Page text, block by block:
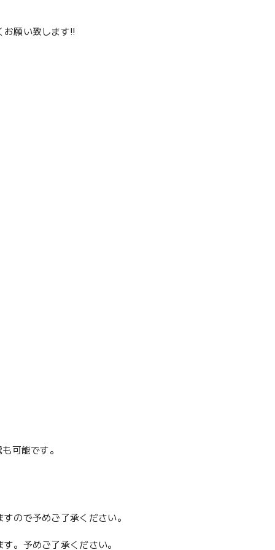
お願い致します‼️
可能です。
ので予めご了承ください。
。予めご了承ください。